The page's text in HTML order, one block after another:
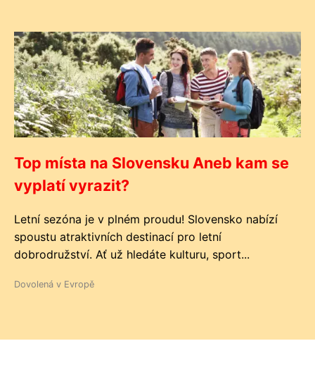
Top místa na Slovensku Aneb kam se
vyplatí vyrazit?
Letní sezóna je v plném proudu! Slovensko nabízí
spoustu atraktivních destinací pro letní
dobrodružství. Ať už hledáte kulturu, sport...
Dovolená v Evropě